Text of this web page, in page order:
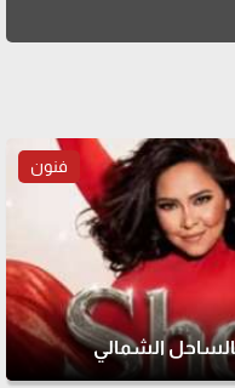
فنون
الشمالي